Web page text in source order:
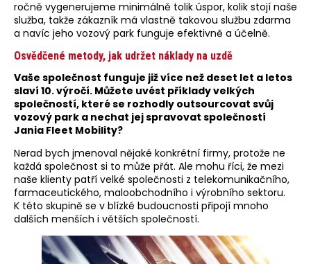
ročně vygenerujeme minimálně tolik úspor, kolik stojí naše
služba, takže zákazník má vlastně takovou službu zdarma
a navíc jeho vozový park funguje efektivně a účelně.
Osvědčené metody, jak udržet náklady na uzdě
Vaše společnost funguje již více než deset let a letos
slaví 10. výročí. Můžete uvést příklady velkých
společností, které se rozhodly outsourcovat svůj
vozový park a nechat jej spravovat společností
Jania Fleet Mobility?
Nerad bych jmenoval nějaké konkrétní firmy, protože ne
každá společnost si to může přát. Ale mohu říci, že mezi
naše klienty patří velké společnosti z telekomunikačního,
farmaceutického, maloobchodního i výrobního sektoru.
K této skupině se v blízké budoucnosti připojí mnoho
dalších menších i větších společností.